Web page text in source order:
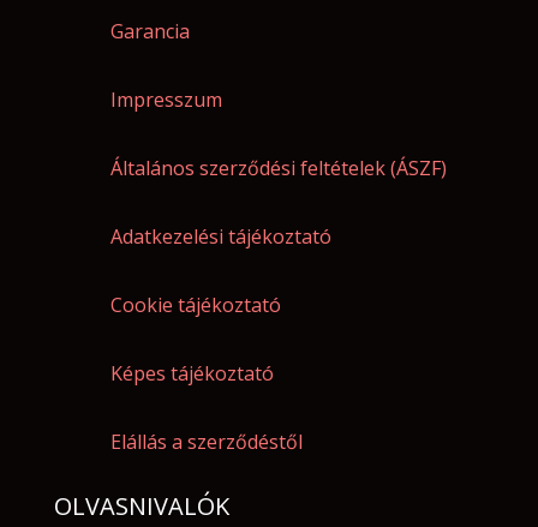
Garancia
Impresszum
Általános szerződési feltételek (ÁSZF)
Adatkezelési tájékoztató
Cookie tájékoztató
Képes tájékoztató
Elállás a szerződéstől
OLVASNIVALÓK